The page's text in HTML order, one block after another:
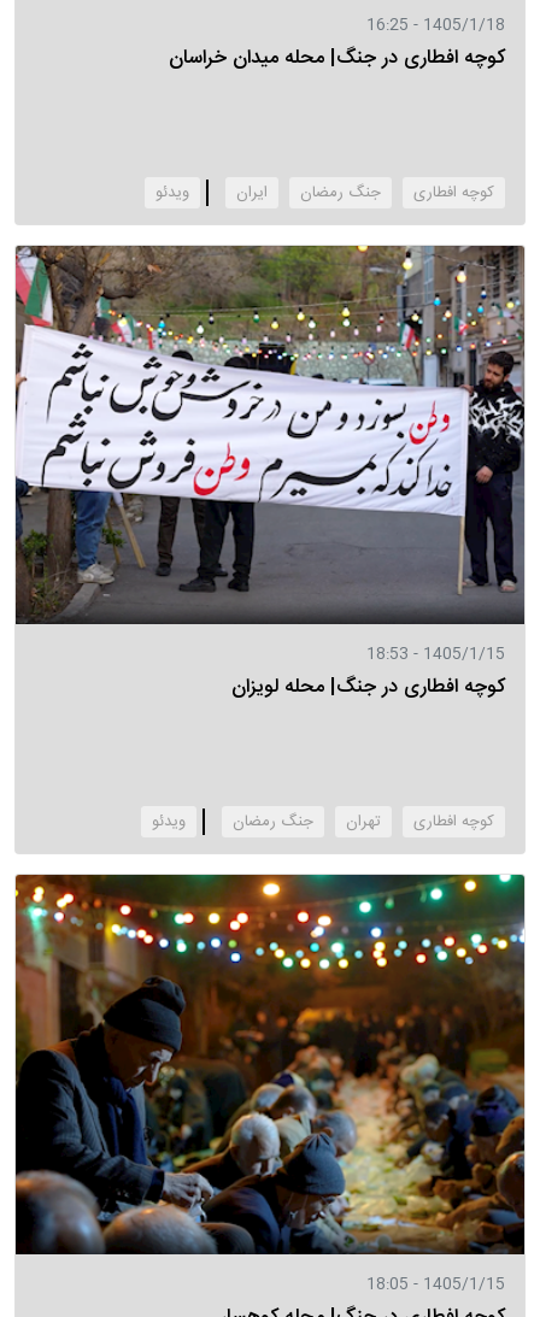
1405/1/18 - 16:25
کوچه افطاری در جنگ| محله میدان خراسان
کوچه افطاری جنگ رمضان ایران ‌ویدئو
1405/1/15 - 18:53
کوچه افطاری در جنگ| محله لویزان
کوچه افطاری تهران جنگ رمضان ‌ویدئو
1405/1/15 - 18:05